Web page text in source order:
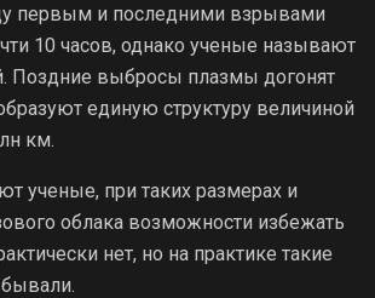
первым и последними взрывами
10 часов, однако ученые называют
Поздние выбросы плазмы догонят
единую структуру величиной
км.
ученые, при таких размерах и
облака возможности избежать
нет, но на практике такие
бывали.